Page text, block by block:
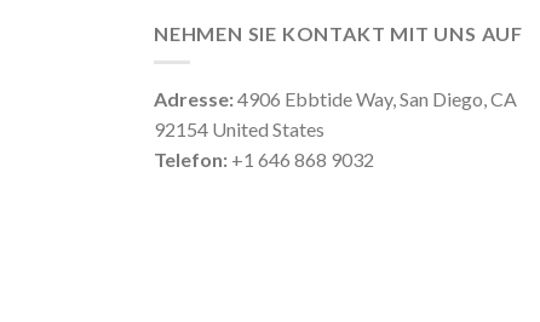
NEHMEN SIE KONTAKT MIT UNS AUF
Adresse:4906 Ebbtide Way, San Diego, CA
92154 United States
Telefon: +1 646 868 9032